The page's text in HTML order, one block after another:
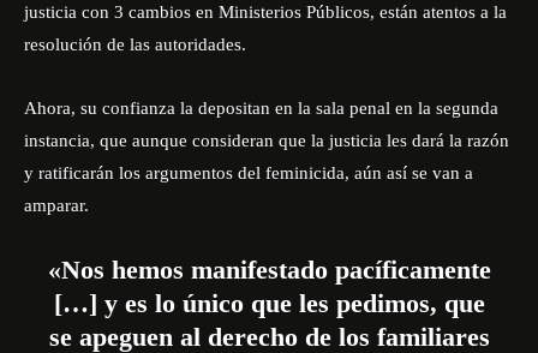
justicia con 3 cambios en Ministerios Públicos, están atentos a la
resolución de las autoridades.
Ahora, su confianza la depositan en la sala penal en la segunda
instancia, que aunque consideran que la justicia les dará la razón
y ratificarán los argumentos del feminicida, aún así se van a
amparar.
«Nos hemos manifestado pacíficamente
[…] y es lo único que les pedimos, que
se apeguen al derecho de los familiares